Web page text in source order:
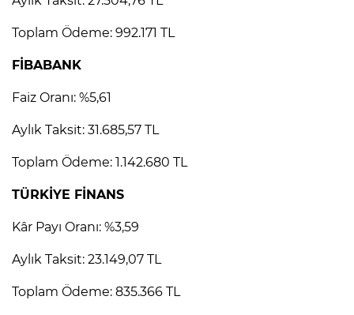
Toplam Ödeme: 992.171 TL
FİBABANK
Faiz Oranı: %5,61
Aylık Taksit: 31.685,57 TL
Toplam Ödeme: 1.142.680 TL
TÜRKİYE FİNANS
Kâr Payı Oranı: %3,59
Aylık Taksit: 23.149,07 TL
Toplam Ödeme: 835.366 TL